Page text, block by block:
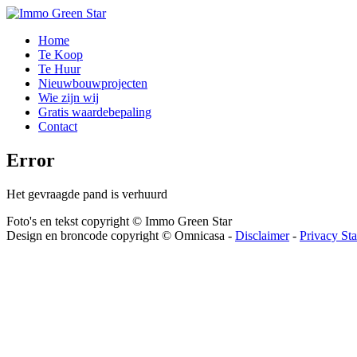
Home
Te Koop
Te Huur
Nieuwbouwprojecten
Wie zijn wij
Gratis waardebepaling
Contact
Error
Het gevraagde pand is verhuurd
Foto's en tekst copyright © Immo Green Star
Design en broncode copyright © Omnicasa - Disclaimer- Privacy